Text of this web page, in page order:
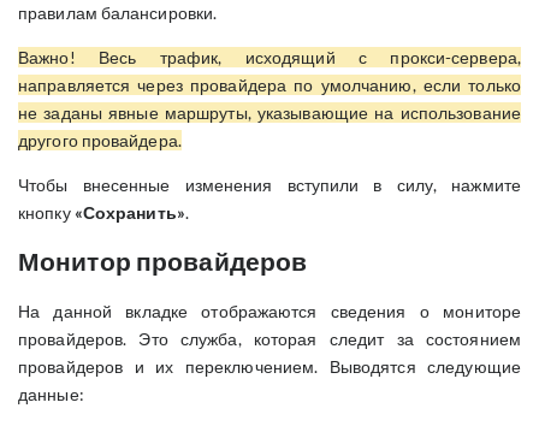
правилам балансировки.
Важно! Весь трафик, исходящий с прокси-сервера,
направляется через провайдера по умолчанию, если только
не заданы явные маршруты, указывающие на использование
другого провайдера.
Чтобы внесенные изменения вступили в силу, нажмите
кнопку «Сохранить».
Монитор провайдеров
На данной вкладке отображаются сведения о мониторе
провайдеров. Это служба, которая следит за состоянием
провайдеров и их переключением. Выводятся следующие
данные: